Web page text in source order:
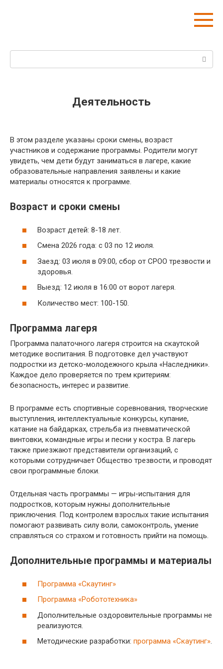
Поиск:
Деятельность
В этом разделе указаны сроки смены, возраст
участников и содержание программы. Родители могут
увидеть, чем дети будут заниматься в лагере, какие
образовательные направления заявлены и какие
материалы относятся к программе.
Возраст и сроки смены
Возраст детей: 8-18 лет.
Смена 2026 года: с 03 по 12 июля.
Заезд: 03 июля в 09:00, сбор от СРОО трезвости и
здоровья.
Выезд: 12 июля в 16:00 от ворот лагеря.
Количество мест: 100-150.
Программа лагеря
Программа палаточного лагеря строится на скаутской
методике воспитания. В подготовке дел участвуют
подростки из детско-молодежного крыла «Наследники».
Каждое дело проверяется по трем критериям:
безопасность, интерес и развитие.
В программе есть спортивные соревнования, творческие
выступления, интеллектуальные конкурсы, купание,
катание на байдарках, стрельба из пневматической
винтовки, командные игры и песни у костра. В лагерь
также приезжают представители организаций, с
которыми сотрудничает Общество трезвости, и проводят
свои программные блоки.
Отдельная часть программы — игры-испытания для
подростков, которым нужны дополнительные
приключения. Под контролем взрослых такие испытания
помогают развивать силу воли, самоконтроль, умение
справляться со страхом и готовность прийти на помощь.
Дополнительные программы и материалы
Программа «Скаутинг»
Программа «Робототехника»
Дополнительные оздоровительные программы не
реализуются.
Методические разработки: программа «Скаутинг».